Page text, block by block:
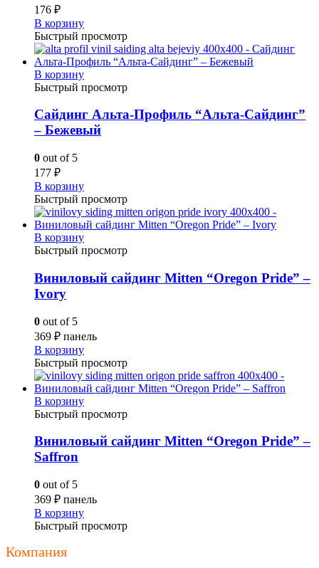
176 ₽
В корзину
Быстрый просмотр
В корзину
Быстрый просмотр
Сайдинг Альта-Профиль “Альта-Сайдинг”
– Бежевый
0 out of 5
177 ₽
В корзину
Быстрый просмотр
В корзину
Быстрый просмотр
Виниловый сайдинг Mitten “Oregon Pride” –
Ivory
0 out of 5
369 ₽ панель
В корзину
Быстрый просмотр
В корзину
Быстрый просмотр
Виниловый сайдинг Mitten “Oregon Pride” –
Saffron
0 out of 5
369 ₽ панель
В корзину
Быстрый просмотр
Компания